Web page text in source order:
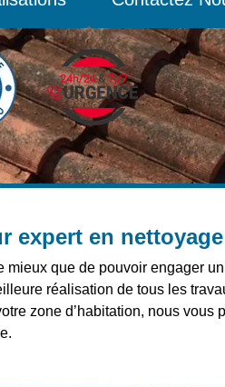
expert en
mieux que de pouvoir engager
réalisation de tous les
zone d’habitation, nous